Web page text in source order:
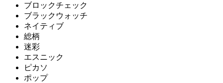
ブロックチェック
ブラックウォッチ
ネイティブ
総柄
迷彩
エスニック
ピカソ
ポップ